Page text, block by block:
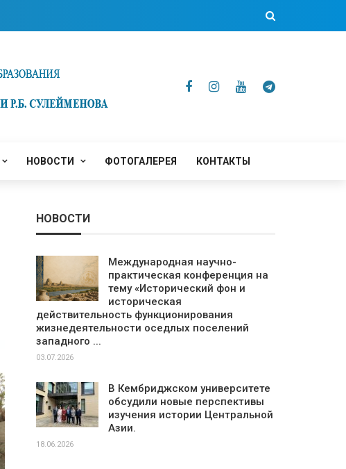
НОВОСТИ ФОТОГАЛЕРЕЯ КОНТАКТЫ
НОВОСТИ
Международная научно-
практическая конференция на
тему «Исторический фон и
историческая
действительность функционирования
жизнедеятельности оседлых поселений
западного ...
03.07.2026
В Кембриджском университете
обсудили новые перспективы
изучения истории Центральной
Азии.
18.06.2026